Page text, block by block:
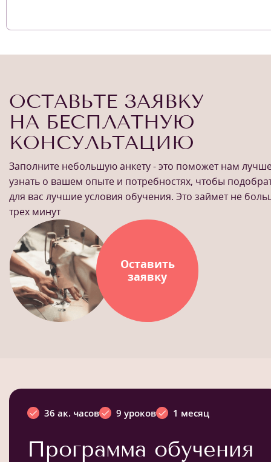
ОСТАВЬТЕ ЗАЯВКУ
НА БЕСПЛАТНУЮ
КОНСУЛЬТАЦИЮ
Заполните небольшую анкету - это поможет нам
узнать о вашем опыте и потребностях, чтобы
для вас лучшие условия обучения. Это займет не
трех минут
Оставить
заявку
36 ак. часов 9 уроков 1 месяц
Программа обучения